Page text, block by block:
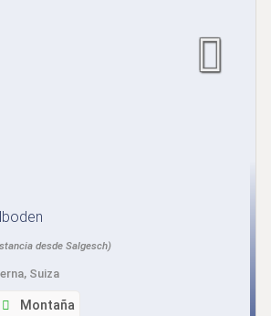
desde Salgesch)
Suiza
Montaña